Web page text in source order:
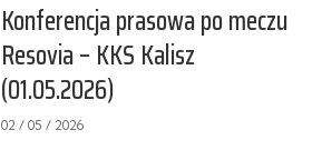
Konferencja prasowa po meczu
Resovia – KKS Kalisz
(01.05.2026)
02 / 05 / 2026